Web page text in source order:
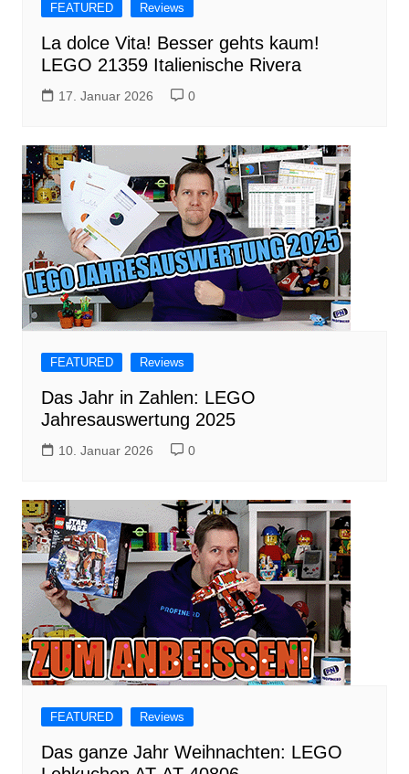
FEATURED Reviews
La dolce Vita! Besser gehts kaum!
LEGO 21359 Italienische Rivera
17. Januar 2026 0
FEATURED Reviews
Das Jahr in Zahlen: LEGO
Jahresauswertung 2025
10. Januar 2026 0
FEATURED Reviews
Das ganze Jahr Weihnachten: LEGO